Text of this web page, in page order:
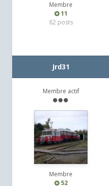
Membre
11
82 posts
Jrd31
Membre actif
Membre
52